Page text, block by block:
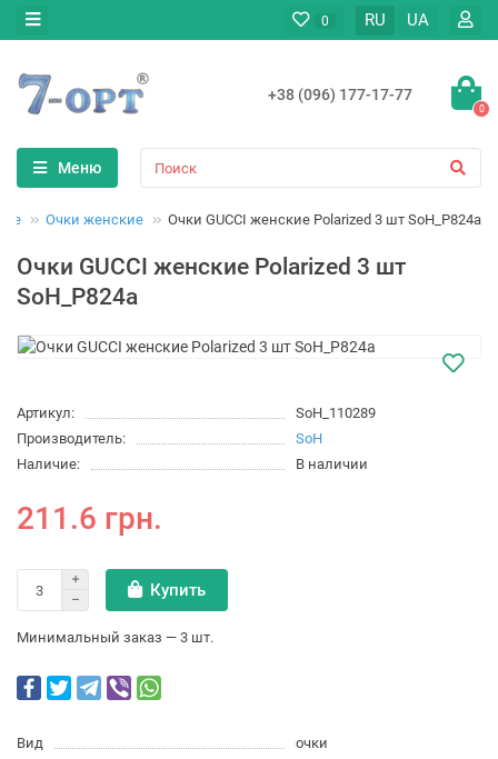
0 RU UA
+38 (096) 177-17-77
0
Меню
Очки женские Очки GUCCI женские Polarized 3 шт SoH_P824a
Очки GUCCI женские Polarized 3 шт
SoH_P824a
Артикул:
SoH_110289
Производитель:
SoH
Наличие:
В наличии
211.6 грн.
Купить
Минимальный заказ — 3 шт.
Вид
очки